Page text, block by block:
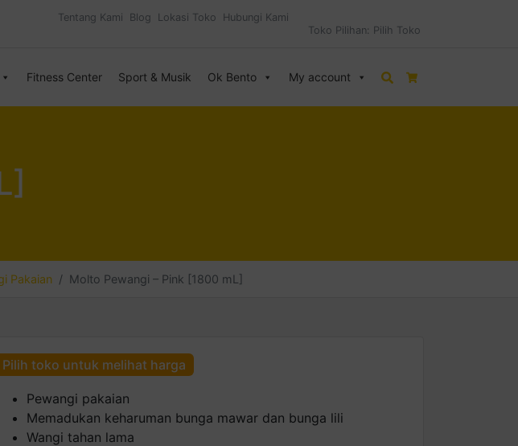
Tentang Kami Blog Lokasi Toko
Hubungi Kami
Toko Pilihan: Pilih Toko
Fitness Center Sport & Musik Ok Bento My account Search
Pakaian Molto Pewangi – Pink [1800 mL]
Pilih toko untuk melihat harga
Pewangi pakaian
Memadukan keharuman bunga mawar dan bunga lili
Wangi tahan lama